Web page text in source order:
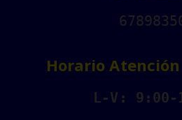
Horario
L-V: 9:00-